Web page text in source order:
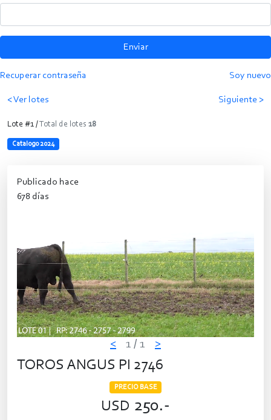
Enviar
Recuperar contraseña Soy nuevo
< Ver lotes Siguiente >
Lote #1 /Total de lotes 18
Catalogo 2024
Publicado hace
678 días
< 1 / 1 >
TOROS ANGUS PI 2746
PRECIO BASE
USD 250.-